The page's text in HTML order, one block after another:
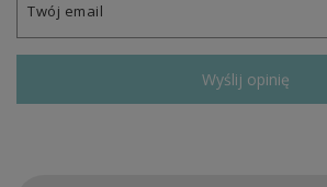
Twój email
Wyślij opinię